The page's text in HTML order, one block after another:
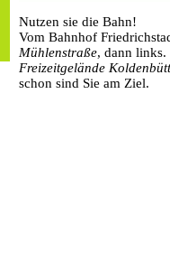
Nutzen sie die Bahn!
Vom Bahnhof
Mühlenstraße, dann links.
Freizeitgelände Kolden
schon sind Sie am Ziel.